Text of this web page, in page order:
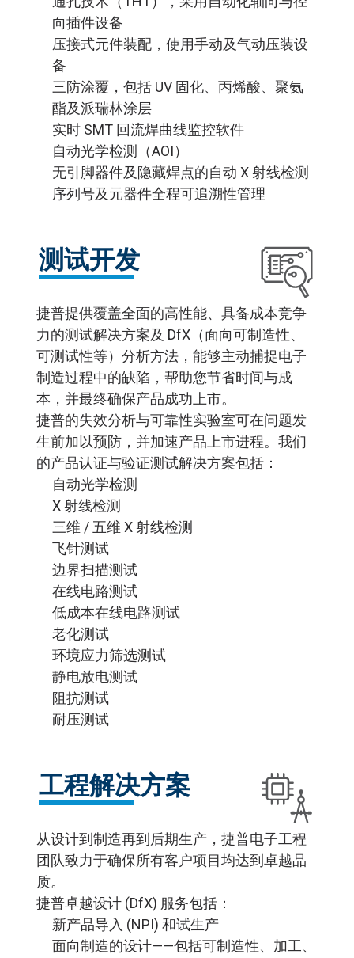
向插件设备
压接式元件装配，使用手动及气动压装设
备
三防涂覆，包括 UV 固化、丙烯酸、聚氨
酯及派瑞林涂层
实时 SMT 回流焊曲线监控软件
自动光学检测（AOI）
无引脚器件及隐藏焊点的自动 X 射线检测
序列号及元器件全程可追溯性管理
测试开发
捷普提供覆盖全面的高性能、具备成本竞争
力的测试解决方案及 DfX（面向可制造性、
可测试性等）分析方法，能够主动捕捉电子
制造过程中的缺陷，帮助您节省时间与成
本，并最终确保产品成功上市。
捷普的失效分析与可靠性实验室可在问题发
生前加以预防，并加速产品上市进程。我们
的产品认证与验证测试解决方案包括：
自动光学检测
X 射线检测
三维 / 五维 X 射线检测
飞针测试
边界扫描测试
在线电路测试
低成本在线电路测试
老化测试
环境应力筛选测试
静电放电测试
阻抗测试
耐压测试
工程解决方案
从设计到制造再到后期生产，捷普电子工程
团队致力于确保所有客户项目均达到卓越品
质。
捷普卓越设计 (DfX) 服务包括：
新产品导入 (NPI) 和试生产
面向制造的设计——包括可制造性、加工、